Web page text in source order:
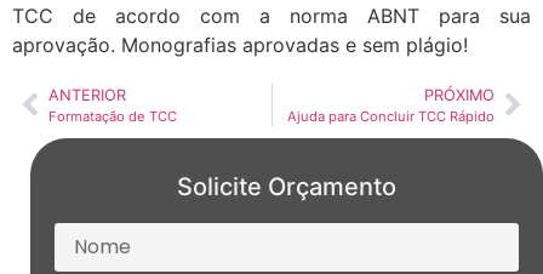
TCC de acordo com a norma ABNT para sua
aprovação. Monografias aprovadas e sem plágio!
ANTERIOR
Formatação de TCC
PRÓXIMO
Ajuda para Concluir TCC Rápido
Solicite Orçamento